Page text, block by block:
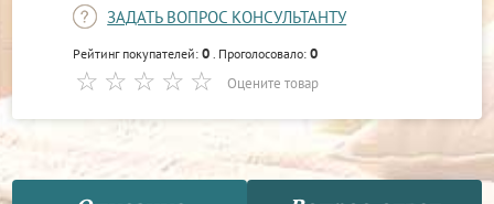
ЗАДАТЬ ВОПРОС КОНСУЛЬТАНТУ
Рейтинг покупателей:0 . Проголосовало:0
Оцените товар